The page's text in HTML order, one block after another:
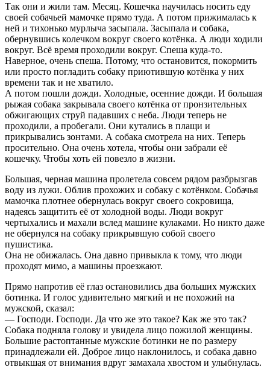
Так они и жили там. Месяц. Кошечка научилась носить еду
своей собачьей мамочке прямо туда. А потом прижималась к
ней и тихонько мурлыча засыпала. Засыпала и собака,
обернувшись колечком вокруг своего котёнка. А люди ходили
вокруг. Всё время проходили вокруг. Спеша куда-то.
Наверное, очень спеша. Потому, что остановится, покормить
или просто погладить собаку приютившую котёнка у них
времени так и не хватило.
А потом пошли дожди. Холодные, осенние дожди. И большая
рыжая собака закрывала своего котёнка от пронзительных
обжигающих струй падавших с неба. Люди теперь не
проходили, а пробегали. Они кутались в плащи и
прикрывались зонтами. А собака смотрела на них. Теперь
просительно. Она очень хотела, чтобы они забрали её
кошечку. Чтобы хоть ей повезло в жизни.
Большая, черная машина пролетела совсем рядом разбрызгав
воду из лужи. Облив прохожих и собаку с котёнком. Собачья
мамочка плотнее обернулась вокруг своего сокровища,
надеясь защитить её от холодной воды. Люди вокруг
чертыхались и махали вслед машине кулаками. Но никто даже
не обернулся на собаку прикрывшую собой своего
пушистика.
Она не обижалась. Она давно привыкла к тому, что люди
проходят мимо, а машины проезжают.
Прямо напротив её глаз остановились два больших мужских
ботинка. И голос удивительно мягкий и не похожий на
мужской, сказал:
— Господи. Господи. Да что же это такое? Как же это так?
Собака подняла голову и увидела лицо пожилой женщины.
Большие растоптанные мужские ботинки не по размеру
принадлежали ей. Доброе лицо наклонилось, и собака давно
отвыкшая от внимания вдруг замахала хвостом и улыбнулась.